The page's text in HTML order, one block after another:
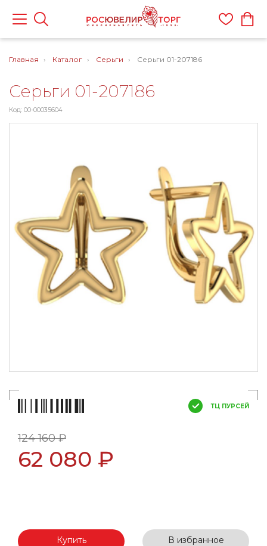
Главная Каталог Серьги Серьги 01-207186
Серьги 01-207186
Код: 00-00035604
ТЦ ПУРСЕЙ
124 160 ₽
62 080 ₽
Купить В избранное